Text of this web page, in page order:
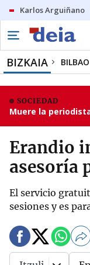
Karlos Arguiñano
BIZKAIA BILBAO
SOCIEDAD
Muere la
Erandio
asesoría
El servicio
sesiones y es